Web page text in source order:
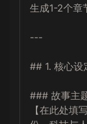
生成1-2个章
---
## 1. 核心
### 故事主
【在此处填